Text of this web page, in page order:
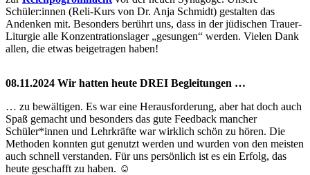
Schüler:innen (Reli-Kurs von Dr. Anja Schmidt) gestalten das
Andenken mit. Besonders berührt uns, dass in der jüdischen Trauer-
Liturgie alle Konzentrationslager „gesungen“ werden. Vielen Dank
allen, die etwas beigetragen haben!
08.11.2024 Wir hatten heute DREI Begleitungen …
… zu bewältigen. Es war eine Herausforderung, aber hat doch auch
Spaß gemacht und besonders das gute Feedback mancher
Schüler*innen und Lehrkräfte war wirklich schön zu hören. Die
Methoden konnten gut genutzt werden und wurden von den meisten
auch schnell verstanden. Für uns persönlich ist es ein Erfolg, das
heute geschafft zu haben. ☺️